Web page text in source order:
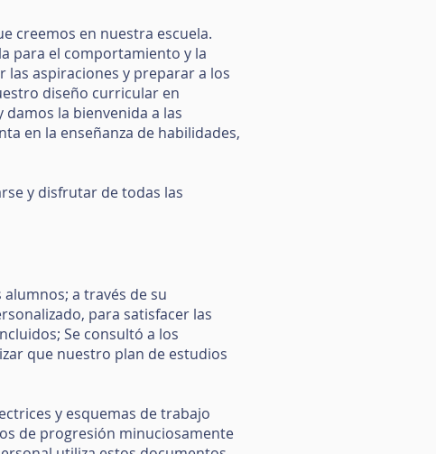
creemos en nuestra escuela.
para el comportamiento y la
las aspiraciones y preparar a los
diseño curricular en
la bienvenida a las
en la enseñanza de habilidades,
y disfrutar de todas las
a través de su
para satisfacer las
Se consultó a los
que nuestro plan de estudios
y esquemas de trabajo
de progresión minuciosamente